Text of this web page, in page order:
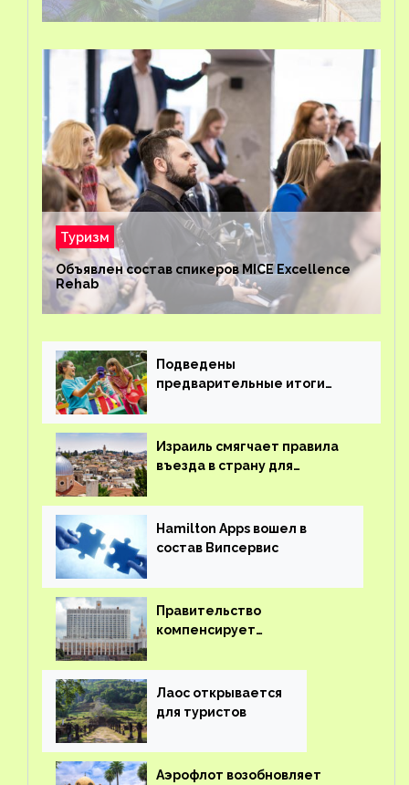
Туризм
Объявлен состав спикеров MICE Excellence
Rehab
Подведены
предварительные итоги
Израиль смягчает правила
въезда в страну для
Hamilton Apps вошел в
состав Випсервис
Правительство
компенсирует
вывоз россиян из-за рубежа
Лаос открывается
для туристов
Аэрофлот возобновляет